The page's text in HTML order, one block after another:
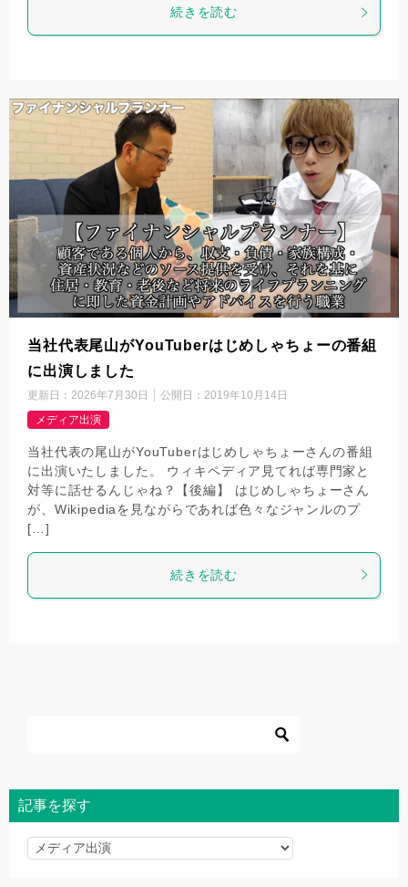
続きを読む
当社代表尾山がYouTuberはじめしゃちょーの番組
に出演しました
更新日： 2026年7月30日 公開日： 2019年10月14日
メディア出演
当社代表の尾山がYouTuberはじめしゃちょーさんの番組
に出演いたしました。 ウィキペディア見てれば専門家と
対等に話せるんじゃね？【後編】 はじめしゃちょーさん
が、Wikipediaを見ながらであれば色々なジャンルのプ
[…]
続きを読む
記事を探す